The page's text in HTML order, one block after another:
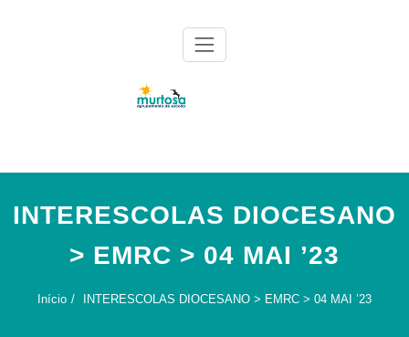
INTERESCOLAS DIOCESANO
> EMRC > 04 MAI ’23
Início INTERESCOLAS DIOCESANO > EMRC > 04 MAI ’23